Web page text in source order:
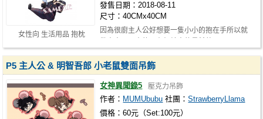
女性向 生活用品 抱枕
發售日期：2018-08-11
尺寸：40CMx40CM
因為很廚主人公好想要一隻小小的抱在手所以就
P5 主人公 & 明智吾郎 小老鼠雙面吊飾
女神異聞錄5 壓克力吊飾
作者： MUMUbubu 社團：StrawberryLlama
價格：60元（Set:100元）